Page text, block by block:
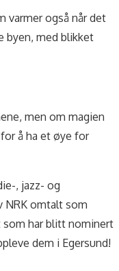
varmer også når det
byen, med blikket
men om magien
å ha et øye for
, jazz- og
NRK omtalt som
som har blitt nominert
dem i Egersund!